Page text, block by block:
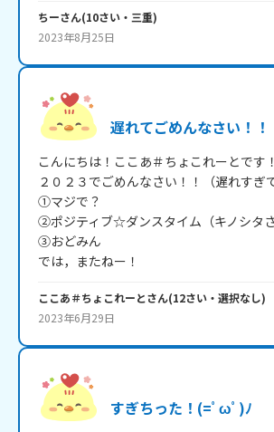
ちーさん(10さい・ 三重)
2023年8月25日
遅れてごめんなさい！！
こんにちは！ここあ＃ちょこれーとです！
２０２３でごめんなさい！！（遅れすぎ
①マジで？
②ポジティブ☆ダンスタイム（キノシタさ
③おどみん
では，またねー！
ここあ＃ちょこれーとさん(12さい・ 選択なし)
2023年6月29日
すぎちった！(=ﾟωﾟ)ﾉ